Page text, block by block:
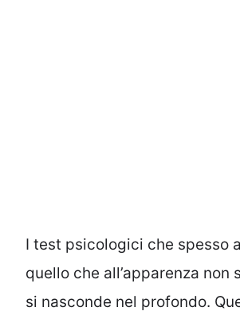
I test psicologici che spesso
quello che all’apparenza
si nasconde nel profondo.